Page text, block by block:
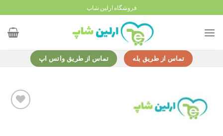
to
content
فروشگاه ارلین شاپ
تماس از طریق بله تماس از طریق واتس اپ